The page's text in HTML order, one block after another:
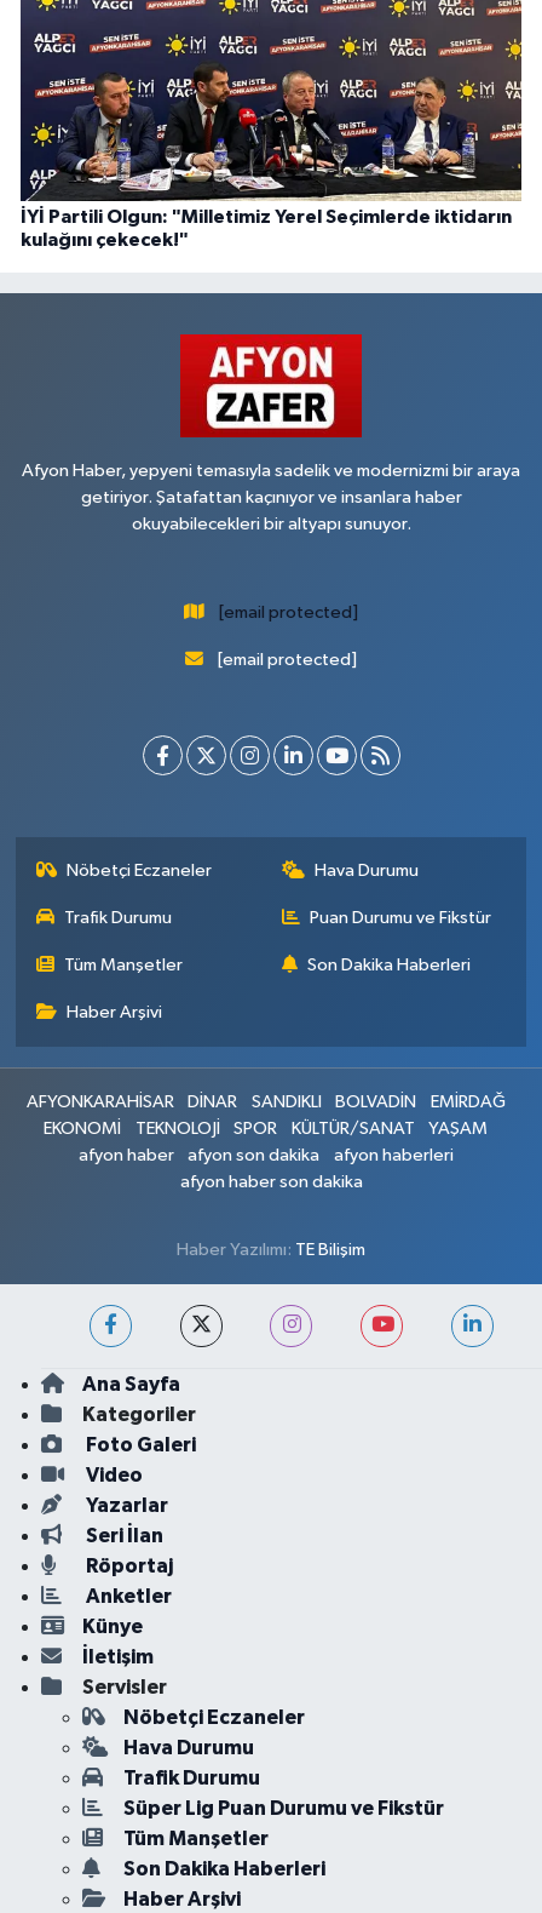
İYİ Partili Olgun: "Milletimiz Yerel Seçimlerde iktidarın
kulağını çekecek!"
Afyon Haber, yepyeni temasıyla sadelik ve modernizmi bir araya
getiriyor. Şatafattan kaçınıyor ve insanlara haber
okuyabilecekleri bir altyapı sunuyor.
[email protected]
[email protected]
Nöbetçi Eczaneler Hava Durumu
Trafik Durumu Puan Durumu ve Fikstür
Tüm Manşetler Son Dakika Haberleri
Haber Arşivi
AFYONKARAHİSAR DİNAR SANDIKLI BOLVADİN
EMİRDAĞ
EKONOMİ
TEKNOLOJİ SPOR KÜLTÜR/SANAT
YAŞAM
afyon haber
afyon son dakika
afyon haberleri
afyon haber son dakika
Haber Yazılımı: TE Bilişim
Ana Sayfa
Kategoriler
Foto Galeri
Video
Yazarlar
Seri İlan
Röportaj
Anketler
Künye
İletişim
Servisler
Nöbetçi Eczaneler
Hava Durumu
Trafik Durumu
Süper Lig Puan Durumu ve Fikstür
Tüm Manşetler
Son Dakika Haberleri
Haber Arşivi